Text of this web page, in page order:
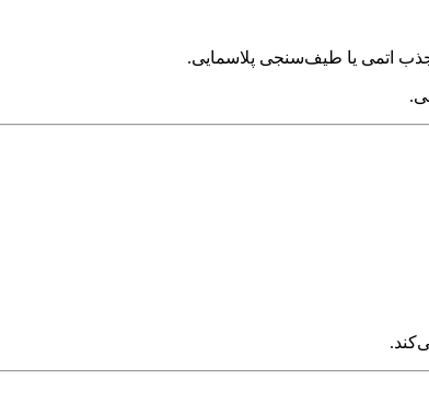
جذب اتمی یا طیف‌سنجی پلاسمایی.